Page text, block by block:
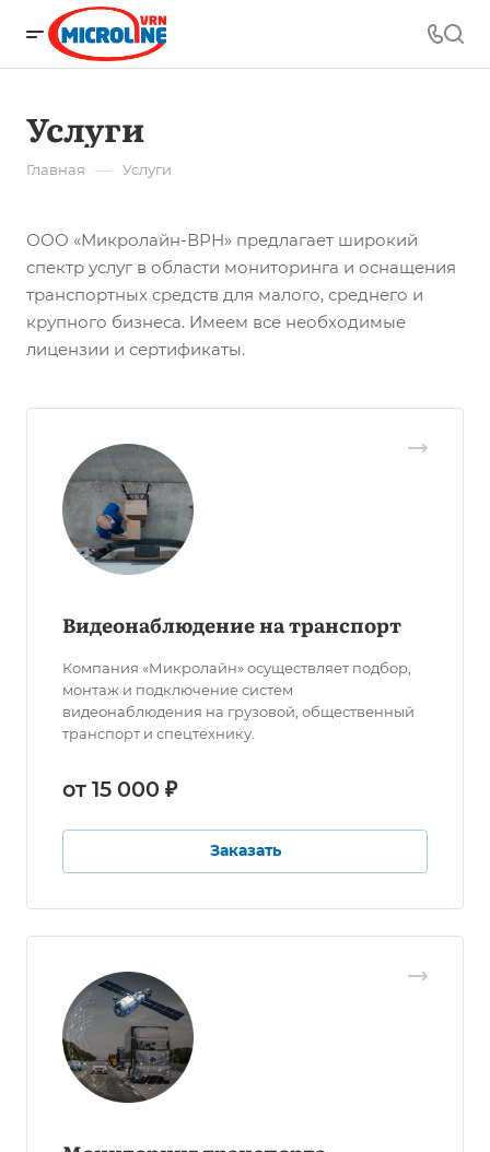
Услуги
Главная — Услуги
ООО «Микролайн-ВРН» предлагает широкий
спектр услуг в области мониторинга и оснащения
транспортных средств для малого, среднего и
крупного бизнеса. Имеем все необходимые
лицензии и сертификаты.
Видеонаблюдение на транспорт
Компания «Микролайн» осуществляет подбор,
монтаж и подключение систем
видеонаблюдения на грузовой, общественный
транспорт и спецтехнику.
от 15 000 ₽
Заказать